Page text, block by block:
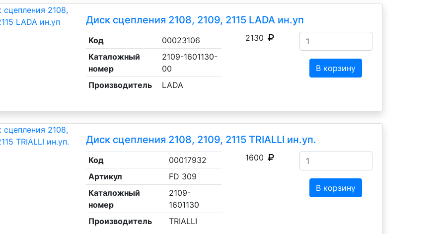
Диск сцепления 2108, 2109, 2115 LADA ин.уп
Код
00023106
Каталожный
номер
2109-1601130-
00
Производитель
LADA
2130
В корзину
Диск сцепления 2108, 2109, 2115 TRIALLI ин.уп.
Код
00017932
Артикул
FD 309
Каталожный
номер
2109-
1601130
Производитель
TRIALLI
1600
В корзину